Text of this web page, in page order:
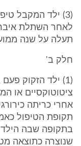
(3) ילד המקבל
לאחר השתלת
תעלה על שנה
חלק ב'
(1) ילד הזקוק
ציטוטוקסיים או
אחרי כריתה
תקופת הטיפול
בתקופה שבה
שנוצרה כתוצאה